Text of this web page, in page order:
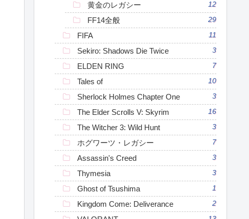
黄金のレガシー 12
FF14全般 29
FIFA 11
Sekiro: Shadows Die Twice 3
ELDEN RING 7
Tales of 10
Sherlock Holmes Chapter One 3
The Elder Scrolls V: Skyrim 16
The Witcher 3: Wild Hunt 3
ホグワーツ・レガシー 7
Assassin's Creed 3
Thymesia 3
Ghost of Tsushima 1
Kingdom Come: Deliverance 2